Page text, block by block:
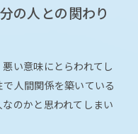
の人との関わり
い意味にとらわれてし
人間関係を築いている
のかと思われてしまい